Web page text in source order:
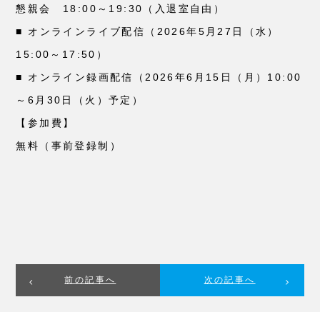
懇親会 18:00～19:30（入退室自由）
■ オンラインライブ配信（2026年5月27日（水）
15:00～17:50）
■ オンライン録画配信（2026年6月15日（月）10:00
～6月30日（火）予定）
【参加費】
無料（事前登録制）
前の記事へ 次の記事へ